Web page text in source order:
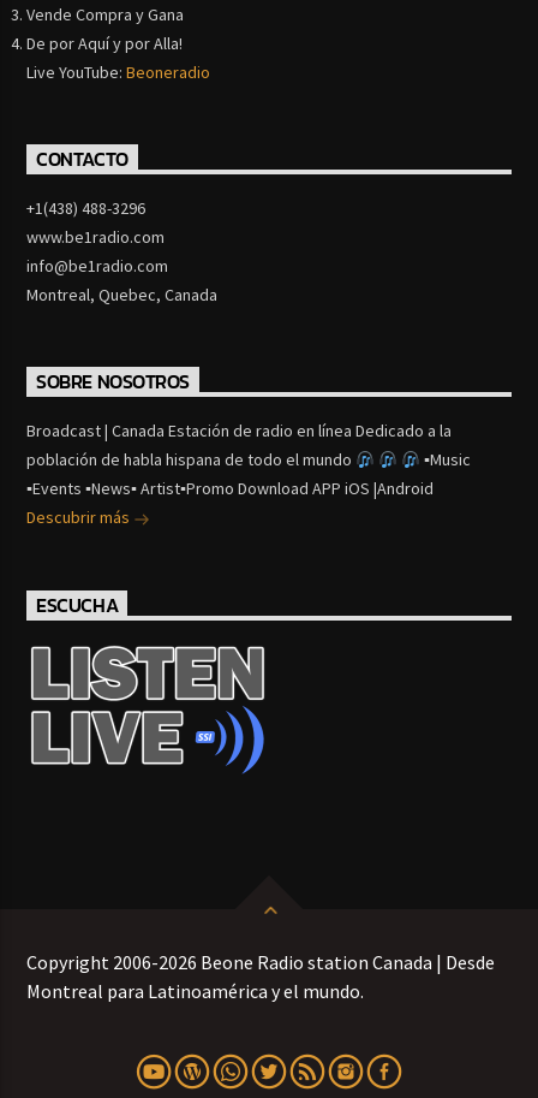
Vende Compra y Gana
De por Aquí y por Alla!
Live YouTube:Beoneradio
CONTACTO
+1(438) 488-3296
www.be1radio.com
info@be1radio.com
Montreal, Quebec, Canada
SOBRE NOSOTROS
Broadcast | Canada Estación de radio en línea Dedicado a la
población de habla hispana de todo el mundo
▪Music
▪Events ▪News▪ Artist▪Promo Download APP iOS |Android
Descubrir más
ESCUCHA
Copyright 2006-2026 Beone Radio station Canada | Desde
Montreal para Latinoamérica y el mundo.